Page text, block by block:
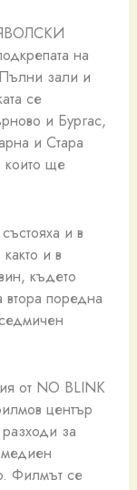
на
зали и
се
и Бургас,
и Стара
които ще
и в
и в
където
поредна
от NO BLINK
център
за
Филмът се